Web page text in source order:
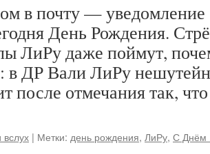
в почту —
День Рождения.
ЛиРу даже поймут,
в ДР Вали ЛиРу
после отмечания так,
| Метки: день рождения, ЛиРу, С Днём